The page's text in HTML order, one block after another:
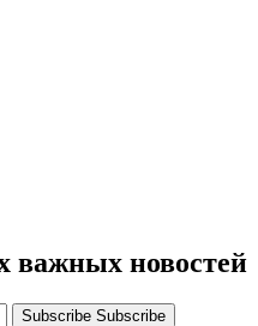
важных новостей
Subscribe Subscribe